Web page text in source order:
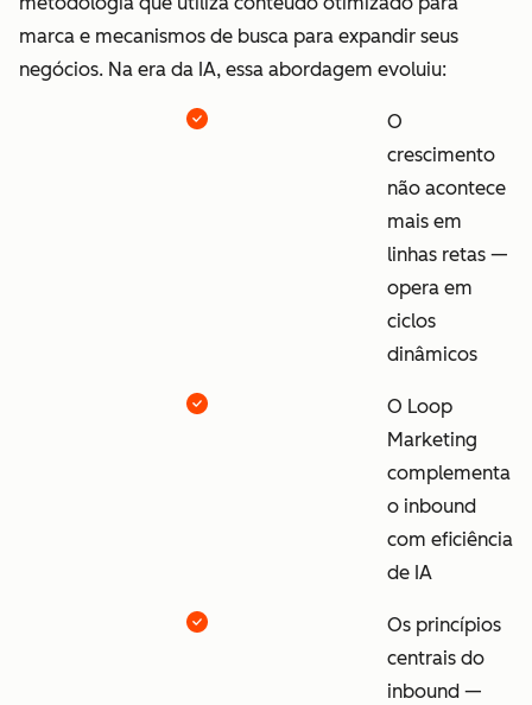
marca e mecanismos de busca para expandir seus
negócios. Na era da IA, essa abordagem evoluiu:
O
crescimento
não acontece
mais em
linhas retas —
opera em
ciclos
dinâmicos
O Loop
Marketing
complementa
o inbound
com eficiência
de IA
Os princípios
centrais do
inbound —